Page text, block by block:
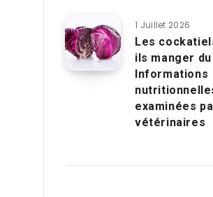
1 Juillet 2026
Les
ils manger du
Informations
examinées
vétérinaires